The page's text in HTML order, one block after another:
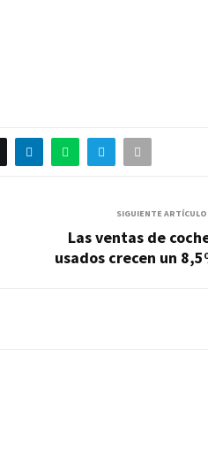
SIGUIENTE ARTÍCULO
Las ventas de
usados crecen un